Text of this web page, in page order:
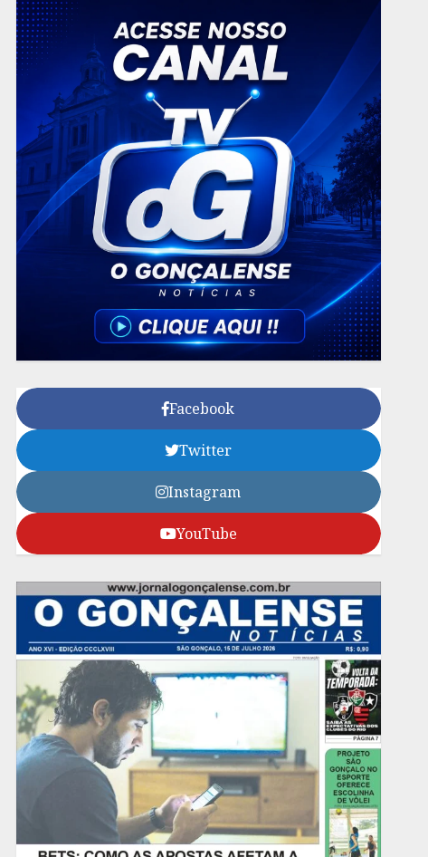
Facebook
Twitter
Instagram
YouTube